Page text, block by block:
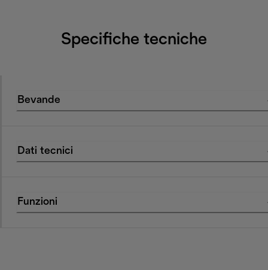
Specifiche tecniche
Bevande
Dati tecnici
Funzioni